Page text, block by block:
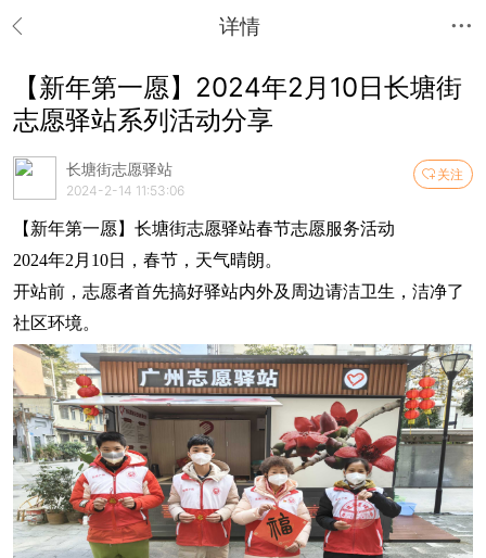
详情
【新年第一愿】2024年2月10日长塘街
志愿驿站系列活动分享
关注
长塘街志愿驿站
2024-2-14 11:53:06
【新年第一愿】长塘街志愿驿站春节志愿服务活动
2024年2月10日，春节，天气晴朗。
开站前，志愿者首先搞好驿站内外及周边请洁卫生，洁净了
社区环境。